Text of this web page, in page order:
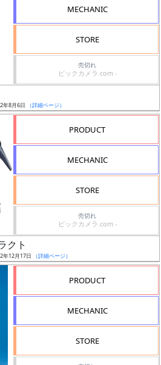
MECHANIC
STORE
売切れ
ビックカメラ.com -
年8月6日 （詳細ページ）
PRODUCT
MECHANIC
STORE
売切れ
ビックカメラ.com -
クト
年12月17日 （詳細ページ）
PRODUCT
MECHANIC
STORE